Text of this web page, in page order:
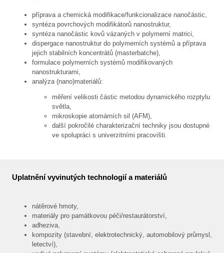
příprava a chemická modifikace/funkcionalizace nanočástic,
syntéza povrchových modifikátorů nanostruktur,
syntéza nanočástic kovů vázaných v polymerní matrici,
dispergace nanostruktur do polymerních systémů a příprava
jejich stabilních koncentrátů (masterbatche),
formulace polymerních systémů modifikovaných
nanostrukturami,
analýza (nano)materiálů:
měření velikosti částic metodou dynamického rozptylu
světla,
mikroskopie atomárních sil (AFM),
další pokročilé charakterizační techniky jsou dostupné
ve spolupráci s univerzitními pracovišti.
Uplatnění vyvinutých technologií a materiálů
nátěrové hmoty,
materiály pro památkovou péči/restaurátorství,
adheziva,
kompozity (stavební, elektrotechnický, automobilový průmysl,
letectví),